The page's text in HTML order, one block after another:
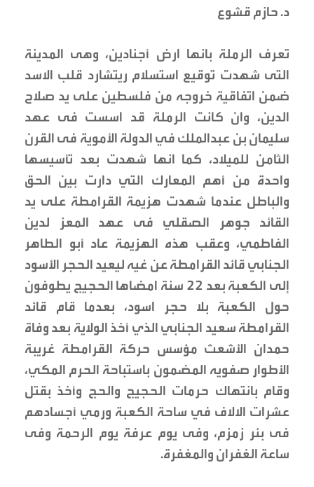
د. حازم قشوع
تعرف الرملة بانها ارض أجنادين، وهى المدينة
التى شهدت توقيع استسلام ريتشارد قلب الاسد
ضمن اتفاقية خروجه من فلسطين على يد صلاح
الدين، وان كانت الرملة قد اسست فى عهد
سليمان بن عبدالملك في الدولة الأموية فى القرن
الثامن للميلاد، كما انها شهدت بعد تأسيسها
واحدة من أهم المعارك التي دارت بين الحق
والباطل عندما شهدت هزيمة القرامطة على يد
القائد جوهر الصقلي فى عهد المعز لدين
الفاطمي، وعقب هذه الهزيمة عاد أبو الطاهر
الجنابي قائد القرامطة عن غيه ليعيد الحجر الأسود
إلى الكعبة بعد 22 سنة امضاها الحجيج يطوفون
حول الكعبة بلا حجر اسود، بعدما قام قائد
القرامطة سعيد الجنابي الذي أخذ الولاية بعد وفاة
حمدان الأشعث مؤسس حركة القرامطة غريبة
الأطوار صفويه المضمون باستباحة الحرم المكي،
وقام بانتهاك حرمات الحجيج والحج وأخذ بقتل
عشرات الالاف في ساحة الكعبة ورمي أجسادهم
فى بئر زمزم، وفى يوم عرفة يوم الرحمة وفى
ساعة الغفران والمغفرة.